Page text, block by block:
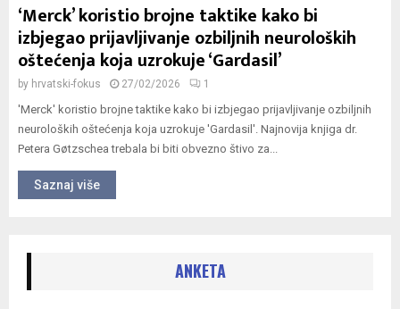
‘Merck’ koristio brojne taktike kako bi
izbjegao prijavljivanje ozbiljnih neuroloških
oštećenja koja uzrokuje ‘Gardasil’
by hrvatski-fokus 27/02/2026 1
'Merck' koristio brojne taktike kako bi izbjegao prijavljivanje ozbiljnih
neuroloških oštećenja koja uzrokuje 'Gardasil'. Najnovija knjiga dr.
Petera Gøtzschea trebala bi biti obvezno štivo za...
Saznaj više
ANKETA